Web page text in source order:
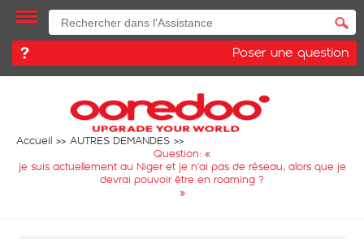
Poser une question
Accueil
AUTRES DEMANDES
Question: «
je suis actuellement au Niger et je n'ai pas de réseau, alors que je
devrai pouvoir être en roaming ?
»